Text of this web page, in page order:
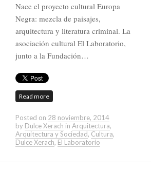
Nace el proyecto cultural Europa
Negra: mezcla de paisajes,
arquitectura y literatura criminal. La
asociación cultural El Laboratorio,
junto a la Fundación…
Read more
Posted on 28 noviembre, 2014
by Dulce Xerach in Arquitectura,
Arquitectura y Sociedad, Cultura,
Dulce Xerach, El Laboratorio